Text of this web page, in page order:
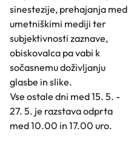
sinestezije, prehajanja med
umetniškimi mediji ter
subjektivnosti zaznave,
obiskovalca pa vabi k
sočasnemu doživljanju
glasbe in slike.
Vse ostale dni med 15. 5. -
27. 5. je razstava odprta
med 10.00 in 17.00 uro.